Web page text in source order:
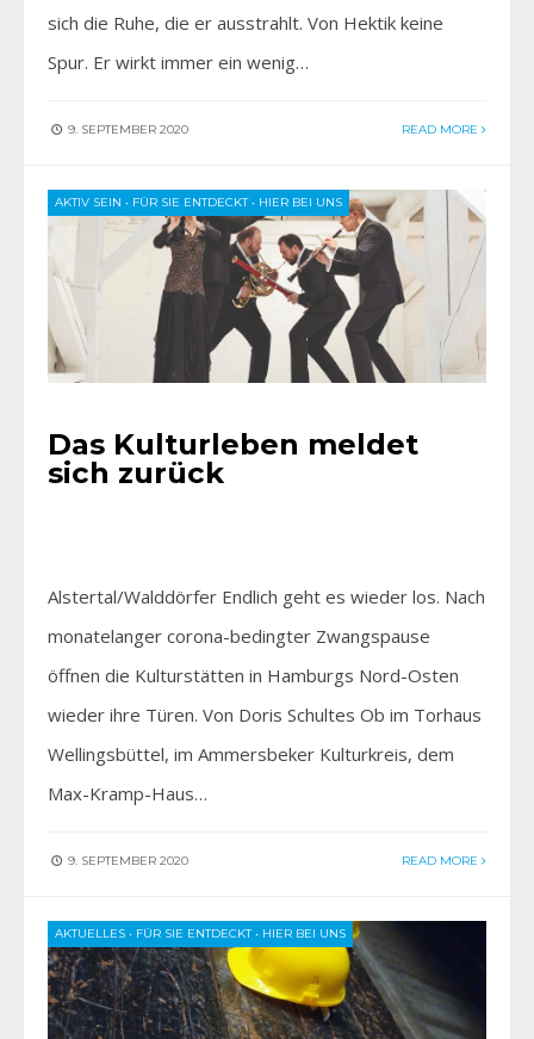
sich die Ruhe, die er ausstrahlt. Von Hektik keine
Spur. Er wirkt immer ein wenig…
9. SEPTEMBER 2020 READ MORE
AKTIV SEIN • FÜR SIE ENTDECKT• HIER BEI UNS
Das Kulturleben meldet
sich zurück
Alstertal/Walddörfer Endlich geht es wieder los. Nach
monatelanger corona-bedingter Zwangspause
öffnen die Kulturstätten in Hamburgs Nord-Osten
wieder ihre Türen. Von Doris Schultes Ob im Torhaus
Wellingsbüttel, im Ammersbeker Kulturkreis, dem
Max-Kramp-Haus…
9. SEPTEMBER 2020 READ MORE
AKTUELLES • FÜR SIE ENTDECKT• HIER BEI UNS